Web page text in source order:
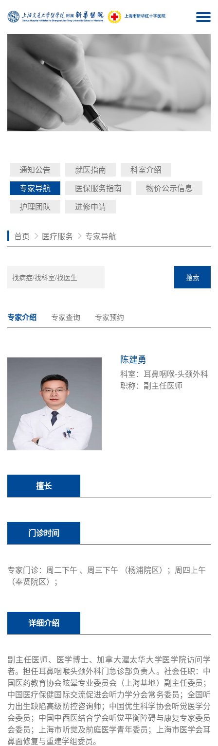
通知公告 就医指南
科室介绍
专家导航
医保服务指南
物价公示信息
护理团队
进修申请
首页 医疗服务 专家导航
搜索
专家介绍 专家查询 专家预约
陈建勇
科室：耳鼻咽喉-头颈外科
职称：副主任医师
擅长
门诊时间
专家门诊：周二下午 、周三下午 （杨浦院区）；周四上午
（奉贤院区）；
详细介绍
副主任医师、医学博士、加拿大渥太华大学医学院访问学
者。担任耳鼻咽喉头颈外科门急诊部负责人。社会任职：中
国医药教育协会眩晕专业委员会（上海基地）副主任委员；
中国医疗保健国际交流促进会听力学分会常务委员；全国听
力出生缺陷高级防控咨询师；中国优生科学协会听觉医学分
会委员；中国中西医结合学会听觉平衡障碍与康复专家委员
会委员；上海市听觉及前庭医学青年委员；上海市医学会耳
鼻面修复与重建学组委员。